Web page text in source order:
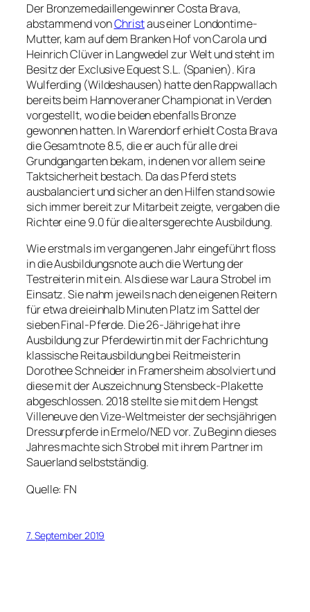
Der Bronzemedaillengewinner Costa Brava,
abstammend vonChristaus einer Londontime-
Mutter, kam auf dem Branken Hof von Carola und
Heinrich Clüver in Langwedel zur Welt und steht im
Besitz der Exclusive Equest S.L. (Spanien). Kira
Wulferding (Wildeshausen) hatte den Rappwallach
bereits beim Hannoveraner Championat in Verden
vorgestellt, wo die beiden ebenfalls Bronze
gewonnen hatten. In Warendorf erhielt Costa Brava
die Gesamtnote 8.5, die er auch für alle drei
Grundgangarten bekam, in denen vor allem seine
Taktsicherheit bestach. Da das Pferd stets
ausbalanciert und sicher an den Hilfen stand sowie
sich immer bereit zur Mitarbeit zeigte, vergaben die
Richter eine 9.0 für die altersgerechte Ausbildung.
Wie erstmals im vergangenen Jahr eingeführt floss
in die Ausbildungsnote auch die Wertung der
Testreiterin mit ein. Als diese war Laura Strobel im
Einsatz. Sie nahm jeweils nach den eigenen Reitern
für etwa dreieinhalb Minuten Platz im Sattel der
sieben Final-Pferde. Die 26-Jährige hat ihre
Ausbildung zur Pferdewirtin mit der Fachrichtung
klassische Reitausbildung bei Reitmeisterin
Dorothee Schneider in Framersheim absolviert und
diese mit der Auszeichnung Stensbeck-Plakette
abgeschlossen. 2018 stellte sie mit dem Hengst
Villeneuve den Vize-Weltmeister der sechsjährigen
Dressurpferde in Ermelo/NED vor. Zu Beginn dieses
Jahres machte sich Strobel mit ihrem Partner im
Sauerland selbstständig.
Quelle: FN
7. September 2019